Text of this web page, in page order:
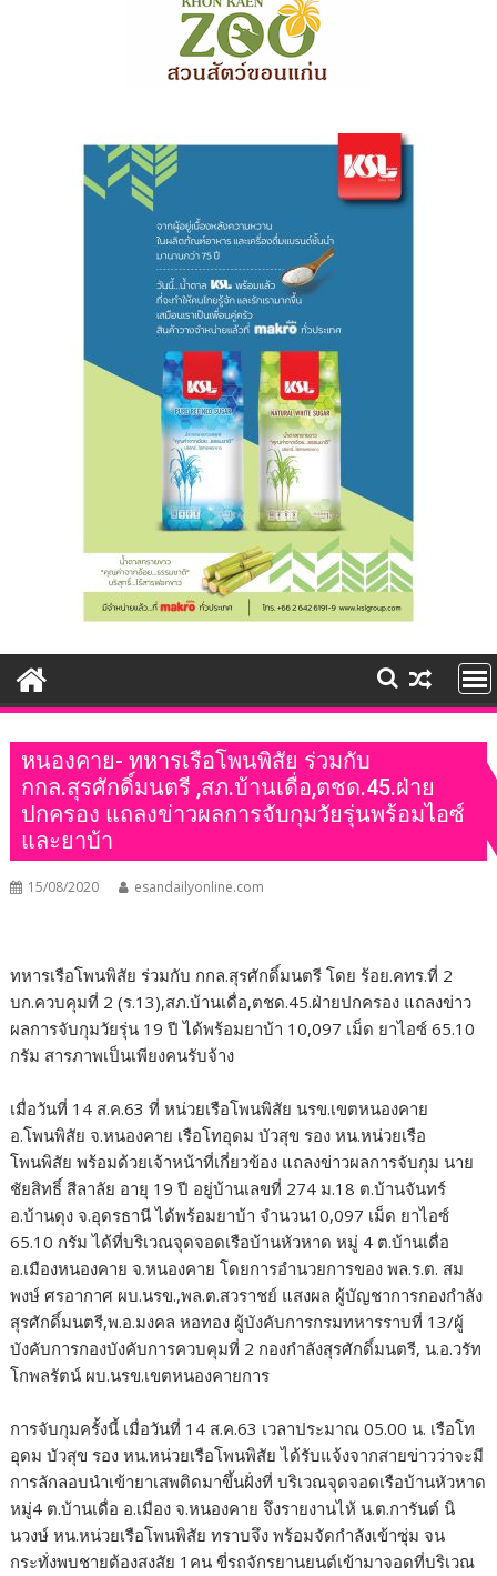
หนองคาย- ทหารเรือโพนพิสัย ร่วมกับ
กกล.สุรศักดิ์มนตรี ,สภ.บ้านเดื่อ,ตชด.45.ฝ่าย
ปกครอง แถลงข่าวผลการจับกุมวัยรุ่นพร้อมไอซ์
และยาบ้า
15/08/2020 esandailyonline.com
ทหารเรือโพนพิสัย ร่วมกับ กกล.สุรศักดิ์มนตรี โดย ร้อย.คทร.ที่ 2
บก.ควบคุมที่ 2 (ร.13),สภ.บ้านเดื่อ,ตชด.45.ฝ่ายปกครอง แถลงข่าว
ผลการจับกุมวัยรุ่น 19 ปี ได้พร้อมยาบ้า 10,097 เม็ด ยาไอซ์ 65.10
กรัม สารภาพเป็นเพียงคนรับจ้าง
เมื่อวันที่ 14 ส.ค.63 ที่ หน่วยเรือโพนพิสัย นรข.เขตหนองคาย
อ.โพนพิสัย จ.หนองคาย เรือโทอุดม บัวสุข รอง หน.หน่วยเรือ
โพนพิสัย พร้อมด้วยเจ้าหน้าที่เกี่ยวข้อง แถลงข่าวผลการจับกุม นาย
ชัยสิทธิ์ สีลาลัย อายุ 19 ปี อยู่บ้านเลขที่ 274 ม.18 ต.บ้านจันทร์
อ.บ้านดุง จ.อุดรธานี ได้พร้อมยาบ้า จำนวน10,097 เม็ด ยาไอซ์
65.10 กรัม ได้ที่บริเวณจุดจอดเรือบ้านหัวหาด หมู่ 4 ต.บ้านเดื่อ
อ.เมืองหนองคาย จ.หนองคาย โดยการอำนวยการของ พล.ร.ต. สม
พงษ์ ศรอากาศ ผบ.นรข.,พล.ต.สวราชย์ แสงผล ผู้บัญชาการกองกำลัง
สุรศักดิ์มนตรี,พ.อ.มงคล หอทอง ผู้บังคับการกรมทหารราบที่ 13/ผู้
บังคับการกองบังคับการควบคุมที่ 2 กองกำลังสุรศักดิ์มนตรี, น.อ.วรัท
โกพลรัตน์ ผบ.นรข.เขตหนองคายการ
การจับกุมครั้งนี้ เมื่อวันที่ 14 ส.ค.63 เวลาประมาณ 05.00 น. เรือโท
อุดม บัวสุข รอง หน.หน่วยเรือโพนพิสัย ได้รับแจ้งจากสายข่าวว่าจะมี
การลักลอบนำเข้ายาเสพติดมาขึ้นฝั่งที่ บริเวณจุดจอดเรือบ้านหัวหาด
หมู่4 ต.บ้านเดื่อ อ.เมือง จ.หนองคาย จึงรายงานไห้ น.ต.การันต์ นิ
นวงษ์ หน.หน่วยเรือโพนพิสัย ทราบจึง พร้อมจัดกำลังเข้าซุ่ม จน
กระทั่งพบชายต้องสงสัย 1คน ขี่รถจักรยานยนต์เข้ามาจอดที่บริเวณ